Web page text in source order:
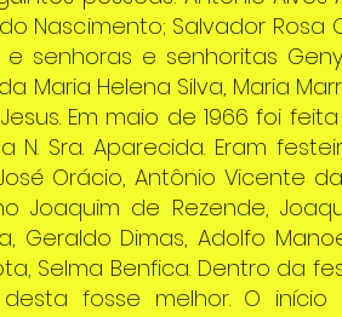
Nascimento; Salvador Rosa
senhoras e senhoritas
Maria Helena Silva, Maria
Em maio de 1966 foi
N. Sra. Aparecida. Eram
Orácio, Antônio Vicente
Joaquim de Rezende,
Geraldo Dimas, Adolfo
Selma Benfica. Dentro da
fosse melhor. O